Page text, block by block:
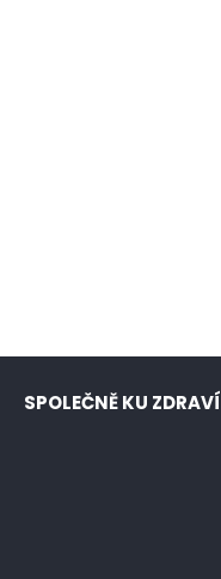
SPOLEČNĚ KU ZDRAVÍ